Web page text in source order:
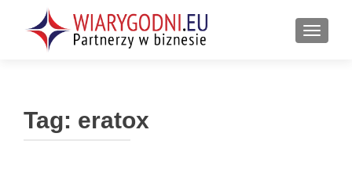
Tag: eratox